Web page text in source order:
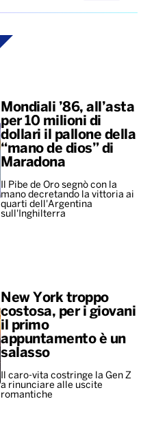
Mondiali ’86, all’asta
per 10 milioni di
dollari il pallone della
“mano de dios” di
Maradona
Il Pibe de Oro segnò con la
mano decretando la vittoria ai
quarti dell'Argentina
sull'Inghilterra
New York troppo
costosa, per i giovani
il primo
appuntamento è un
salasso
Il caro-vita costringe la Gen Z
a rinunciare alle uscite
romantiche